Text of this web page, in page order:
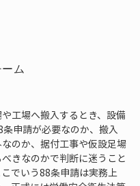
ム
工場へ搬入するとき、設備
申請が必要なのか、搬入
のか、据付工事や仮設足場
きなのかで判断に迷うこと
でいう88条申請は実務上